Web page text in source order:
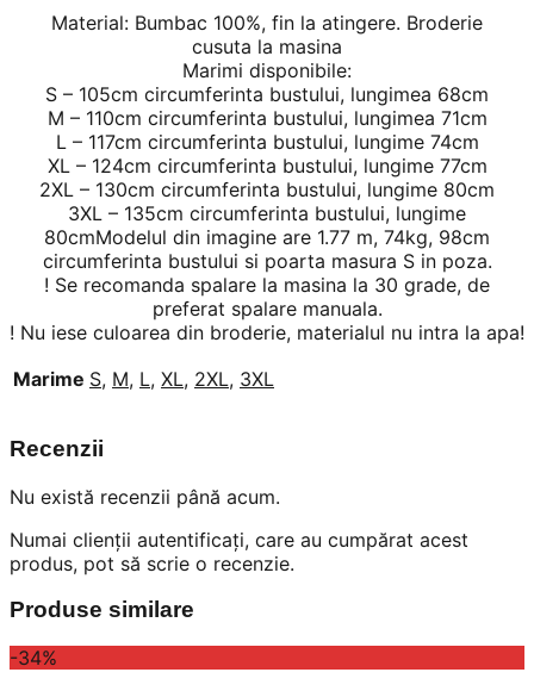
Material: Bumbac 100%, fin la atingere. Broderie
cusuta la masina
Marimi disponibile:
S – 105cm circumferinta bustului, lungimea 68cm
M – 110cm circumferinta bustului, lungimea 71cm
L – 117cm circumferinta bustului, lungime 74cm
XL – 124cm circumferinta bustului, lungime 77cm
2XL – 130cm circumferinta bustului, lungime 80cm
3XL – 135cm circumferinta bustului, lungime
80cmModelul din imagine are 1.77 m, 74kg, 98cm
circumferinta bustului si poarta masura S in poza.
! Se recomanda spalare la masina la 30 grade, de
preferat spalare manuala.
! Nu iese culoarea din broderie, materialul nu intra la apa!
Marime S, M, L, XL, 2XL, 3XL
Recenzii
Nu există recenzii până acum.
Numai clienții autentificați, care au cumpărat acest
produs, pot să scrie o recenzie.
Produse similare
-34%